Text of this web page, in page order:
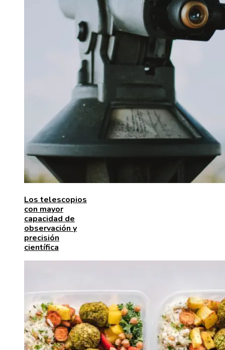
Los telescopios
con mayor
capacidad de
observación y
precisión
científica